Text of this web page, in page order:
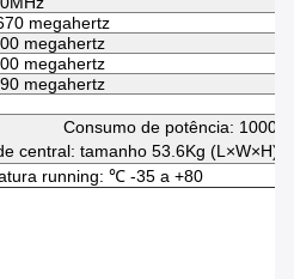
megahertz
megahertz
megahertz
megahertz
Consumo de potência: 1000W
central: tamanho 53.6Kg (L×W×H):
running: ℃ -35 a +80